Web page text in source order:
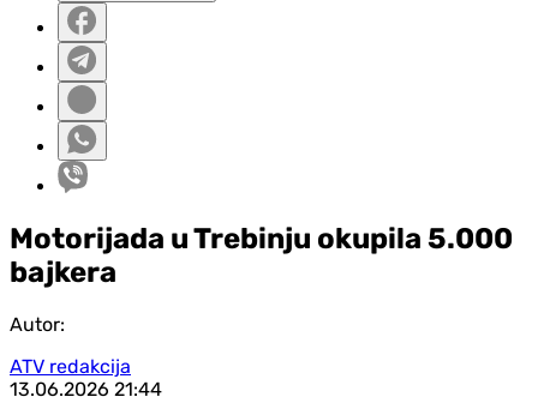
Motorijada u Trebinju okupila 5.000
bajkera
Autor:
ATV redakcija
13.06.2026 21:44